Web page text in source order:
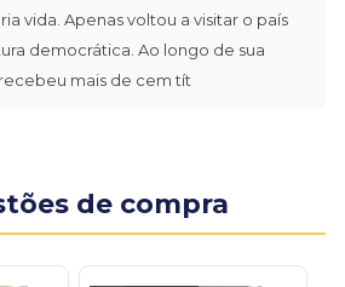
vida. Apenas voltou a visitar o país
democrática. Ao longo de sua
mais de cem tít
de compra